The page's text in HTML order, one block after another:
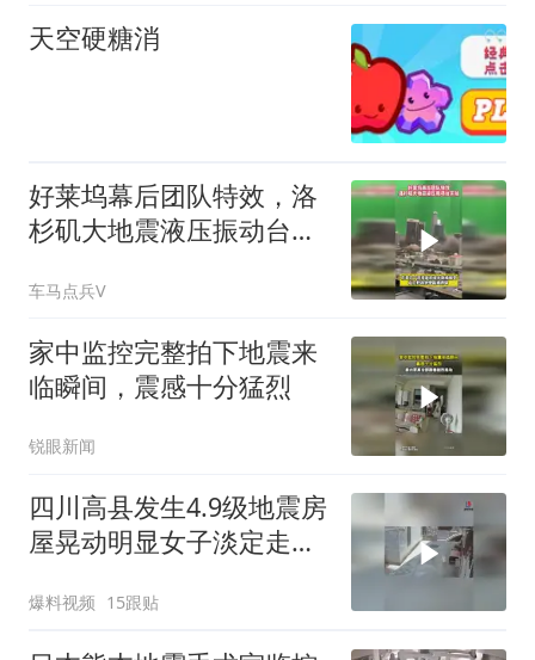
天空硬糖消
好莱坞幕后团队特效，洛
杉矶大地震液压振动台实
车马点兵V
家中监控完整拍下地震来
临瞬间，震感十分猛烈
锐眼新闻
四川高县发生4.9级地震房
屋晃动明显女子淡定走门
爆料视频 15跟贴